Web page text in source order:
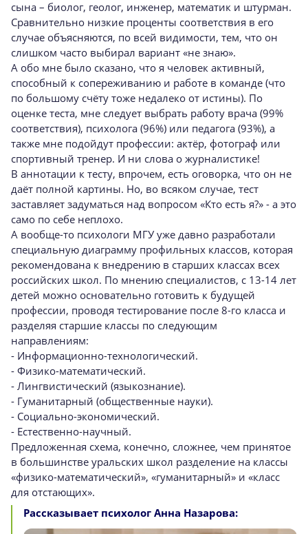
сына – биолог, геолог, инженер, математик и штурман.
Сравнительно низкие проценты соответствия в его
случае объясняются, по всей видимости, тем, что он
слишком часто выбирал вариант «не знаю».
А обо мне было сказано, что я человек активный,
способный к сопереживанию и работе в команде (что
по большому счёту тоже недалеко от истины). По
оценке теста, мне следует выбрать работу врача (99%
соответствия), психолога (96%) или педагога (93%), а
также мне подойдут профессии: актёр, фотограф или
спортивный тренер. И ни слова о журналистике!
В аннотации к тесту, впрочем, есть оговорка, что он не
даёт полной картины. Но, во всяком случае, тест
заставляет задуматься над вопросом «Кто есть я?» - а это
само по себе неплохо.
А вообще-то психологи МГУ уже давно разработали
специальную диаграмму профильных классов, которая
рекомендована к внедрению в старших классах всех
российских школ. По мнению специалистов, с 13-14 лет
детей можно основательно готовить к будущей
профессии, проводя тестирование после 8-го класса и
разделяя старшие классы по следующим
направлениям:
- Информационно-технологический.
- Физико-математический.
- Лингвистический (языкознание).
- Гуманитарный (общественные науки).
- Социально-экономический.
- Естественно-научный.
Предложенная схема, конечно, сложнее, чем принятое
в большинстве уральских школ разделение на классы
«физико-математический», «гуманитарный» и «класс
для отстающих».
Рассказывает психолог Анна Назарова: